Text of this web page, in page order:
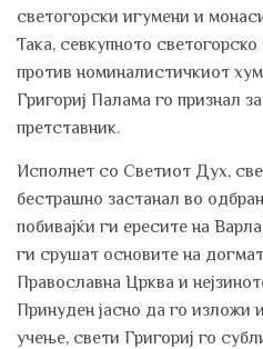
светогорски игумени и
Така, севкупното
против номиналистичкиот
Григориј Палама го признал
претставник.
Исполнет со Светиот Дух,
бестрашно застанал во
побивајќи ги ересите на
ги срушат основите на
Православна Црква и
Принуден јасно да го изложи
учење, свети Григориј го